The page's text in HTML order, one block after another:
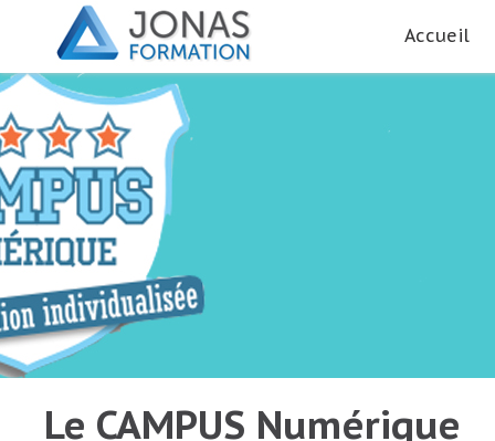
Accueil
Le CAMPUS Numérique